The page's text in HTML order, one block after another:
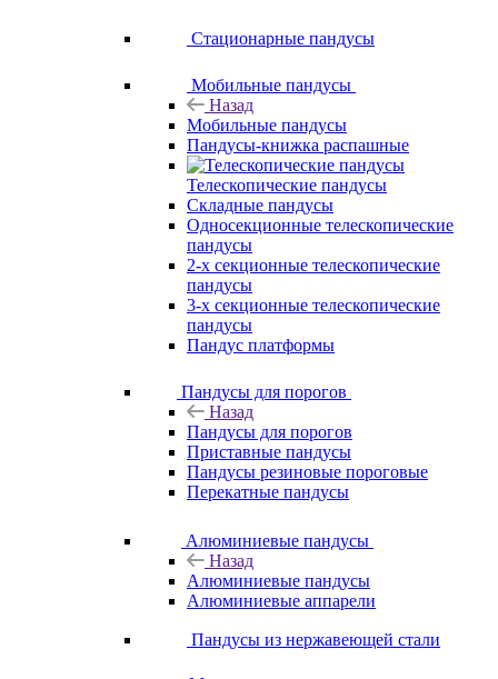
Стационарные пандусы
Мобильные пандусы
Назад
Мобильные пандусы
Пандусы-книжка распашные
Телескопические пандусы
Складные пандусы
Односекционные телескопические
пандусы
2-х секционные телескопические
пандусы
3-х секционные телескопические
пандусы
Пандус платформы
Пандусы для порогов
Назад
Пандусы для порогов
Приставные пандусы
Пандусы резиновые пороговые
Перекатные пандусы
Алюминиевые пандусы
Назад
Алюминиевые пандусы
Алюминиевые аппарели
Пандусы из нержавеющей стали